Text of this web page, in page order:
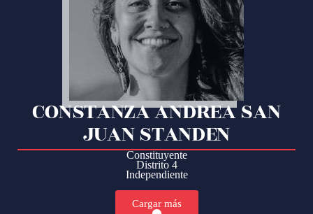
CONSTANZA ANDREA SAN
JUAN STANDEN
Constituyente
Distrito 4
Independiente
Cargar más